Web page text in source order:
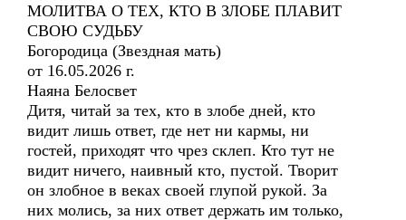
МОЛИТВА О ТЕХ, КТО В ЗЛОБЕ ПЛАВИТ
СВОЮ СУДЬБУ
Богородица (Звездная мать)
от 16.05.2026 г.
Наяна Белосвет
Дитя, читай за тех, кто в злобе дней, кто
видит лишь ответ, где нет ни кармы, ни
гостей, приходят что чрез склеп. Кто тут не
видит ничего, наивный кто, пустой. Творит
он злобное в веках своей глупой рукой. За
них молись, за них ответ держать им только,